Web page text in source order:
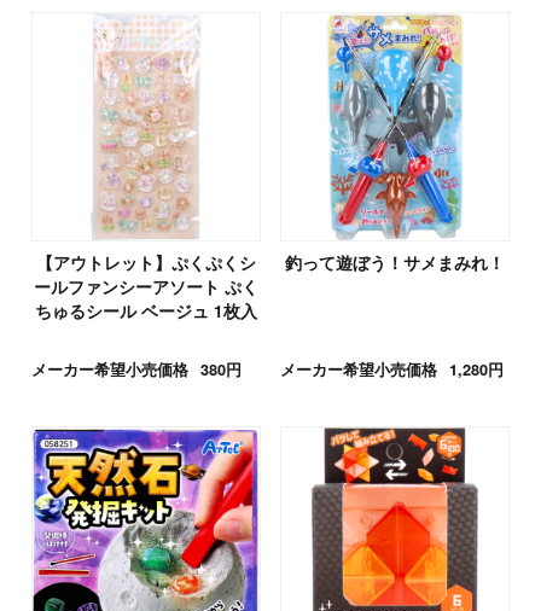
【アウトレット】ぷくぷくシ
ールファンシーアソート ぷく
ちゅるシール ベージュ 1枚入
メーカー希望小売価格 380円
釣って遊ぼう！サメまみれ！
メーカー希望小売価格 1,280円